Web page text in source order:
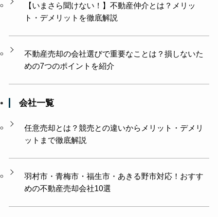
【いまさら聞けない！】不動産仲介とは？メリッ
ト・デメリットを徹底解説
不動産売却の会社選びで重要なことは？損しないた
めの7つのポイントを紹介
会社一覧
任意売却とは？競売との違いからメリット・デメリ
ットまで徹底解説
羽村市・青梅市・福生市・あきる野市対応！おすす
めの不動産売却会社10選